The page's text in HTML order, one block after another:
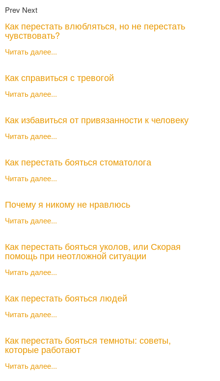
Prev Next
Как перестать влюбляться, но не перестать
чувствовать?
Читать далее...
Как справиться с тревогой
Читать далее...
Как избавиться от привязанности к человеку
Читать далее...
Как перестать бояться стоматолога
Читать далее...
Почему я никому не нравлюсь
Читать далее...
Как перестать бояться уколов, или Скорая
помощь при неотложной ситуации
Читать далее...
Как перестать бояться людей
Читать далее...
Как перестать бояться темноты: советы,
которые работают
Читать далее...